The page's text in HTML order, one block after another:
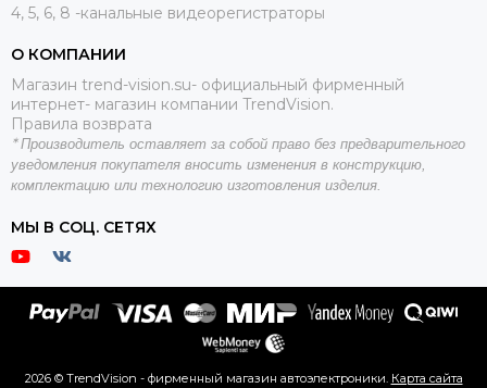
4, 5, 6, 8 -канальные видеорегистраторы
О КОМПАНИИ
Магазин trend-vision.su- официальный фирменный
интернет- магазин компании TrendVision.
Правила возврата
*Производитель оставляет за собой право без предварительного
уведомления покупателя вносить изменения в конструкцию,
комплектацию или технологию изготовления изделия.
МЫ В СОЦ. СЕТЯХ
2026 © TrendVision - фирменный магазин автоэлектроники. Карта сайта